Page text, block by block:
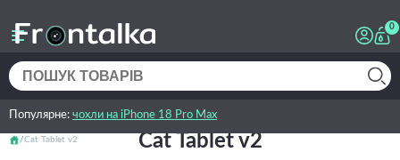
0
Популярне: чохли на iPhone 18 Pro Max
Cat Tablet v2 Cat Tablet v2